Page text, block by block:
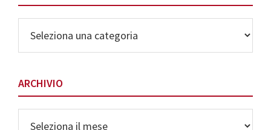
delle
Categorie
ARCHIVIO